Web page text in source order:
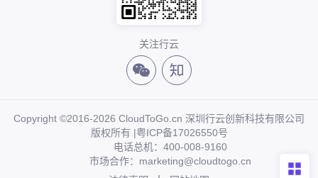
关注行云
Copyright ©2016-2026 CloudToGo.cn 深圳行云创新科技有限公司
版权所有 |粤ICP备17026550号
电话总机：400-008-9160
市场合作：marketing@cloudtogo.cn